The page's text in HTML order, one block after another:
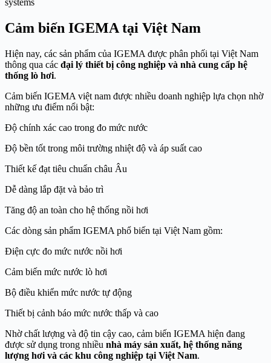
Cảm biến IGEMA tại Việt Nam
Hiện nay, các sản phẩm của IGEMA được phân phối tại Việt Nam
thông qua các đại lý thiết bị công nghiệp và nhà cung cấp hệ
thống lò hơi.
Cảm biến IGEMA việt nam được nhiều doanh nghiệp lựa chọn nhờ
những ưu điểm nổi bật:
Độ chính xác cao trong đo mức nước
Độ bền tốt trong môi trường nhiệt độ và áp suất cao
Thiết kế đạt tiêu chuẩn châu Âu
Dễ dàng lắp đặt và bảo trì
Tăng độ an toàn cho hệ thống nồi hơi
Các dòng sản phẩm IGEMA phổ biến tại Việt Nam gồm:
Điện cực đo mức nước nồi hơi
Cảm biến mức nước lò hơi
Bộ điều khiển mức nước tự động
Thiết bị cảnh báo mức nước thấp và cao
Nhờ chất lượng và độ tin cậy cao, cảm biến IGEMA hiện đang
được sử dụng trong nhiều nhà máy sản xuất, hệ thống năng
lượng hơi và các khu công nghiệp tại Việt Nam.